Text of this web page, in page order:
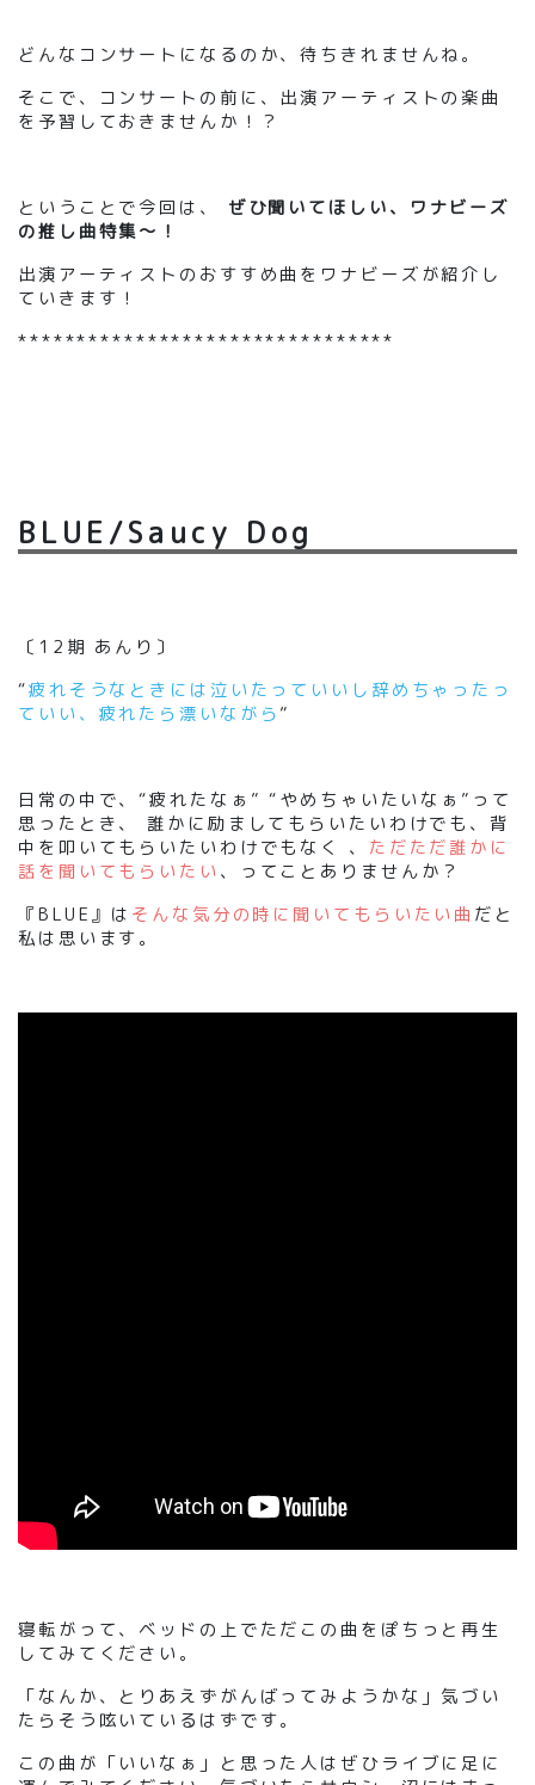
どんなコンサートになるのか、待ちきれませんね。
そこで、コンサートの前に、出演アーティストの楽曲
を予習しておきませんか ！？
ということで今回は 、 ぜひ聞いてほしい 、
ワナビーズ
の推し曲特集～！
出演アーティストのおすすめ曲をワナビーズが紹介し
ていきます！
********************************
BLUE/Saucy Dog
〔 12期 あんり 〕
“疲れそうなときには泣いたっていいし辞めちゃったっ
ていい、疲れたら漂いながら ”
日常の中で、“疲れたなぁ” “やめちゃいたいなぁ”って
思ったとき、
誰かに励ましてもらいたいわけでも、背
中を叩いてもらいたいわけでもなく
、 ただただ誰かに
話を聞いてもらいたい 、ってことありませんか？
『 BLUE 』 は そんな気分の時に聞いてもらいたい曲 だと
私は思います。
寝転がって、ベッドの上でただこの曲をぽちっと再生
してみてください。
「なんか、とりあえずがんばってみようかな」気づい
たらそう呟いているはずです。
この曲が「いいなぁ」と思った人はぜひライブに足に